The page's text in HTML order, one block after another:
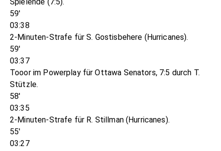
59'
03:38
2-Minuten-Strafe für S. Gostisbehere (Hurricanes).
59'
03:37
Tooor im Powerplay für Ottawa Senators, 7:5 durch T.
Stützle.
58'
03:35
2-Minuten-Strafe für R. Stillman (Hurricanes).
55'
03:27